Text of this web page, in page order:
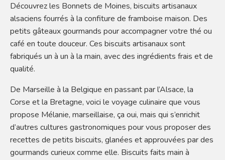
Découvrez les Bonnets de Moines, biscuits artisanaux
alsaciens fourrés à la confiture de framboise maison. Des
petits gâteaux gourmands pour accompagner votre thé ou
café en toute douceur. Ces biscuits artisanaux sont
fabriqués un à un à la main, avec des ingrédients frais et de
qualité.
De Marseille à la Belgique en passant par l’Alsace, la
Corse et la Bretagne, voici le voyage culinaire que vous
propose Mélanie, marseillaise, ça oui, mais qui s’enrichit
d’autres cultures gastronomiques pour vous proposer des
recettes de petits biscuits, glanées et approuvées par des
gourmands curieux comme elle. Biscuits faits main à